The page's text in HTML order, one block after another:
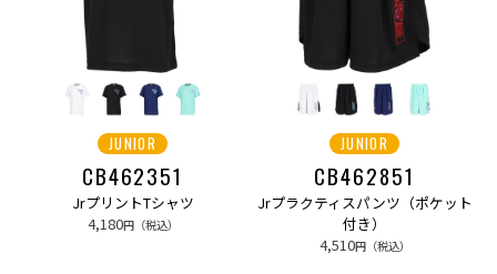
JUNIOR
CB462351
JrプリントTシャツ
4,180円（税込）
JUNIOR
CB462851
Jrプラクティスパンツ（ポケット
付き）
4,510円（税込）